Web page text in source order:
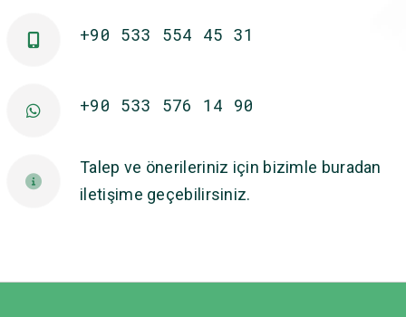
+90 533 554 45 31
+90 533 576 14 90
Talep ve önerileriniz için bizimle buradan
iletişime geçebilirsiniz.